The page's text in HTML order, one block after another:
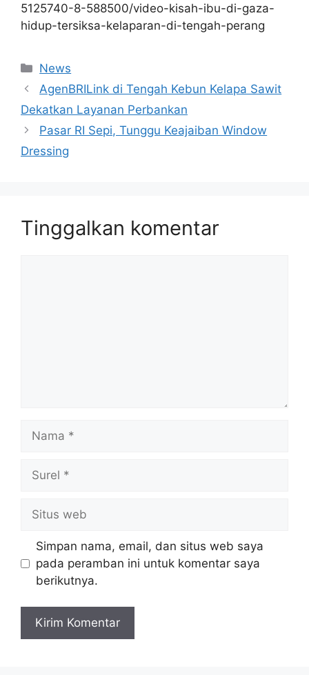
5125740-8-588500/video-kisah-ibu-di-gaza-
hidup-tersiksa-kelaparan-di-tengah-perang
Kategori
News
AgenBRILink di Tengah Kebun Kelapa Sawit
Dekatkan Layanan Perbankan
Pasar RI Sepi, Tunggu Keajaiban Window
Dressing
Tinggalkan komentar
web
Simpan nama, email, dan situs web saya
pada peramban ini untuk komentar saya
berikutnya.